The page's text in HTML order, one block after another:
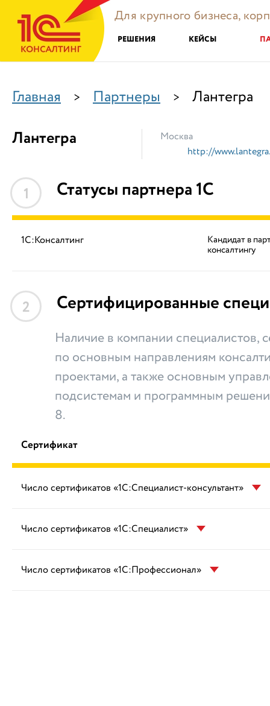
Для крупного бизнеса,
РЕШЕНИЯ КЕЙСЫ
Главная > Партнеры > Лантегра
Лантегра
Москва
http://
1 Статусы партнера 1С
1С:Консалтинг Кандидат в
консалтингу
2 Сертифицированные
Наличие в компании специалистов,
по основным направлениям
проектами, а также основным
подсистемам и программным
8.
Сертификат
Число сертификатов «1С:Специалист-консультант»
Число сертификатов «1С:Специалист»
Число сертификатов «1С:Профессионал»